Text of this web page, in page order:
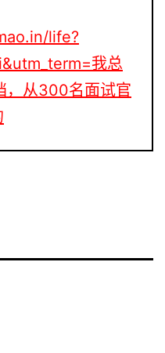
life?
我总
，从300名面试官